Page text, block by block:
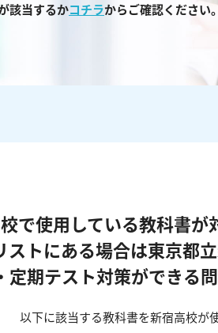
該当するかコチラからご確認ください
で使用している教科書が
ストにある場合は東京都
定期テスト対策ができる
以下に該当する教科書を新宿高校が